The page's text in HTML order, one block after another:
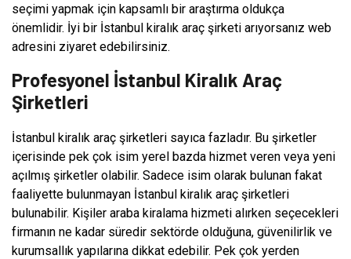
seçimi yapmak için kapsamlı bir araştırma oldukça
önemlidir. İyi bir İstanbul kiralık araç şirketi arıyorsanız web
adresini ziyaret edebilirsiniz.
Profesyonel İstanbul Kiralık Araç
Şirketleri
İstanbul kiralık araç şirketleri sayıca fazladır. Bu şirketler
içerisinde pek çok isim yerel bazda hizmet veren veya yeni
açılmış şirketler olabilir. Sadece isim olarak bulunan fakat
faaliyette bulunmayan İstanbul kiralık araç şirketleri
bulunabilir. Kişiler araba kiralama hizmeti alırken seçecekleri
firmanın ne kadar süredir sektörde olduğuna, güvenilirlik ve
kurumsallık yapılarına dikkat edebilir. Pek çok yerden